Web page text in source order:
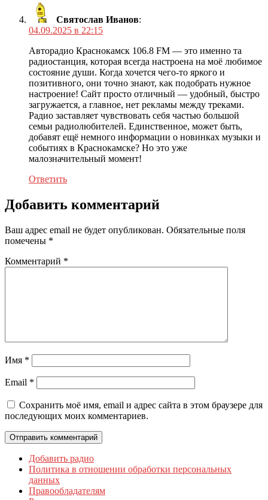
Святослав Иванов:
04.09.2025 в 22:15
Авторадио Краснокамск 106.8 FM — это именно та
радиостанция, которая всегда настроена на моё любимое
состояние души. Когда хочется чего-то яркого и
позитивного, они точно знают, как подобрать нужное
настроение! Сайт просто отличный — удобный, быстро
загружается, а главное, нет рекламы между треками.
Радио заставляет чувствовать себя частью большой
семьи радиолюбителей. Единственное, может быть,
добавят ещё немного информации о новинках музыки и
событиях в Краснокамске? Но это уже
малозначительный момент!
Ответить
Добавить комментарий
Ваш адрес email не будет опубликован. Обязательные поля
помечены *
Комментарий *
Имя *
Email *
Сохранить моё имя, email и адрес сайта в этом браузере для
последующих моих комментариев.
Добавить радио
Политика в отношении обработки персональных
данных
Правообладателям